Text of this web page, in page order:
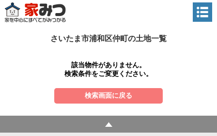
さいたま市浦和区仲町の土地一覧
該当物件がありません。
検索条件をご変更ください。
検索画面に戻る